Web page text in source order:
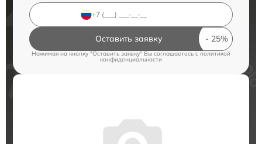
Оставить заявку
Нажимая на кнопку "Оставить заявку" Вы соглашаетесь cполитикой
конфиденциальности